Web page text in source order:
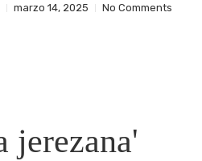
marzo 14, 2025 No Comments